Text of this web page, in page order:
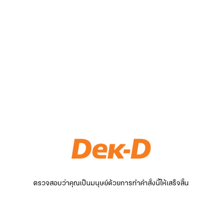
ตรวจสอบว่าคุณเป็นมนุษย์ด้วยการทำคำสั่งนี้ให้เสร็จสิ้น